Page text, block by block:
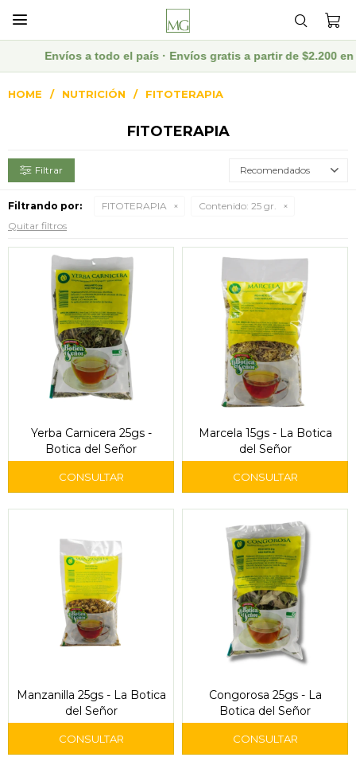

Envíos a todo el país · Envíos gratis a partir de $2.200 en
HOME NUTRICIÓN FITOTERAPIA
FITOTERAPIA
Recomendados
Filtrando por: FITOTERAPIA Contenido: 25 gr.
Quitar filtros
Yerba Carnicera 25gs -
Botica del Señor
Marcela 15gs - La Botica
del Señor
Manzanilla 25gs - La Botica
del Señor
Congorosa 25gs - La
Botica del Señor